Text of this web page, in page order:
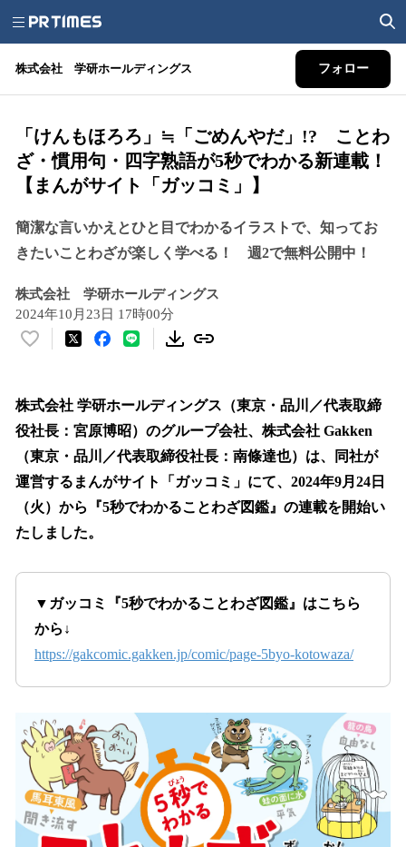
株式会社 学研ホールディングス フォロー
「けんもほろろ」≒「ごめんやだ」!? ことわ
ざ・慣用句・四字熟語が5秒でわかる新連載！
【まんがサイト「ガッコミ」】
簡潔な言いかえとひと目でわかるイラストで、知ってお
きたいことわざが楽しく学べる！ 週2で無料公開中！
株式会社 学研ホールディングス
2024年10月23日 17時00分
い
！
数
を
読
み
込
み
中
す
株式会社 学研ホールディングス（東京・品川／代表取締
役社長：宮原博昭）のグループ会社、株式会社 Gakken
（東京・品川／代表取締役社長：南條達也）は、同社が
運営するまんがサイト「ガッコミ」にて、2024年9月24日
（火）から『5秒でわかることわざ図鑑』の連載を開始い
たしました。
▼ガッコミ『5秒でわかることわざ図鑑』はこちら
から↓
https://gakcomic.gakken.jp/comic/page-5byo-kotowaza/